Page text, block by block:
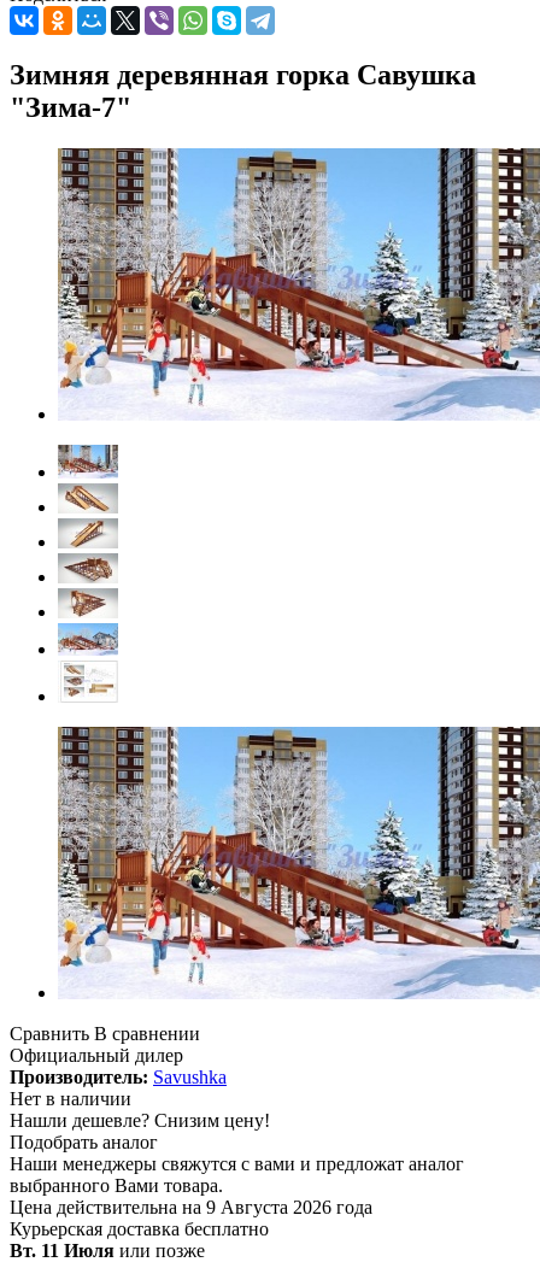
Зимняя деревянная горка Савушка
"Зима-7"
Сравнить В сравнении
Официальный дилер
Производитель: Savushka
Нет в наличии
Нашли дешевле? Снизим цену!
Подобрать аналог
Наши менеджеры свяжутся с вами и предложат аналог
выбранного Вами товара.
Цена действительна на 9 Августа 2026 года
Курьерская доставка бесплатно
Вт. 11 Июля или позже